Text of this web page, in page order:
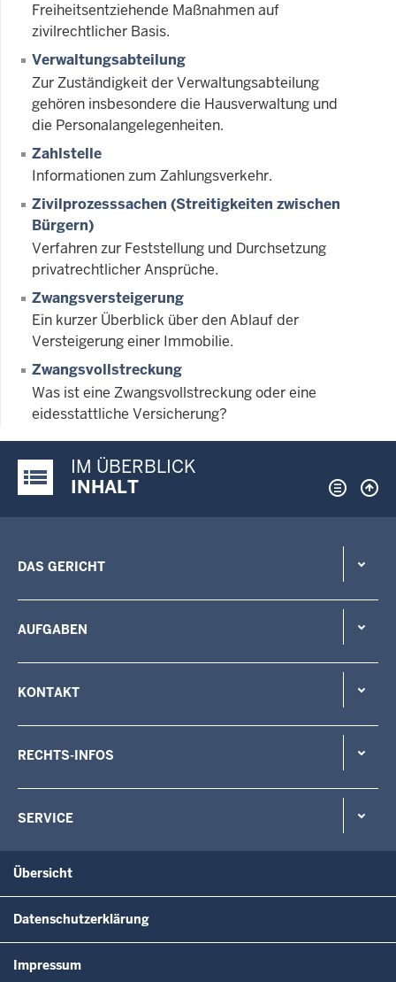
Freiheitsentziehende Maßnahmen auf
zivilrechtlicher Basis.
Verwaltungsabteilung
Zur Zuständigkeit der Verwaltungsabteilung
gehören insbesondere die Hausverwaltung und
die Personalangelegenheiten.
Zahlstelle
Informationen zum Zahlungsverkehr.
Zivilprozesssachen (Streitigkeiten zwischen
Bürgern)
Verfahren zur Feststellung und Durchsetzung
privatrechtlicher Ansprüche.
Zwangsversteigerung
Ein kurzer Überblick über den Ablauf der
Versteigerung einer Immobilie.
Zwangsvollstreckung
Was ist eine Zwangsvollstreckung oder eine
eidesstattliche Versicherung?
Justiz-Portal im Überblick:
IM ÜBERBLICK
INHALT
DAS GERICHT
AUFGABEN
KONTAKT
RECHTS-INFOS
SERVICE
Übersicht
Datenschutzerklärung
Impressum